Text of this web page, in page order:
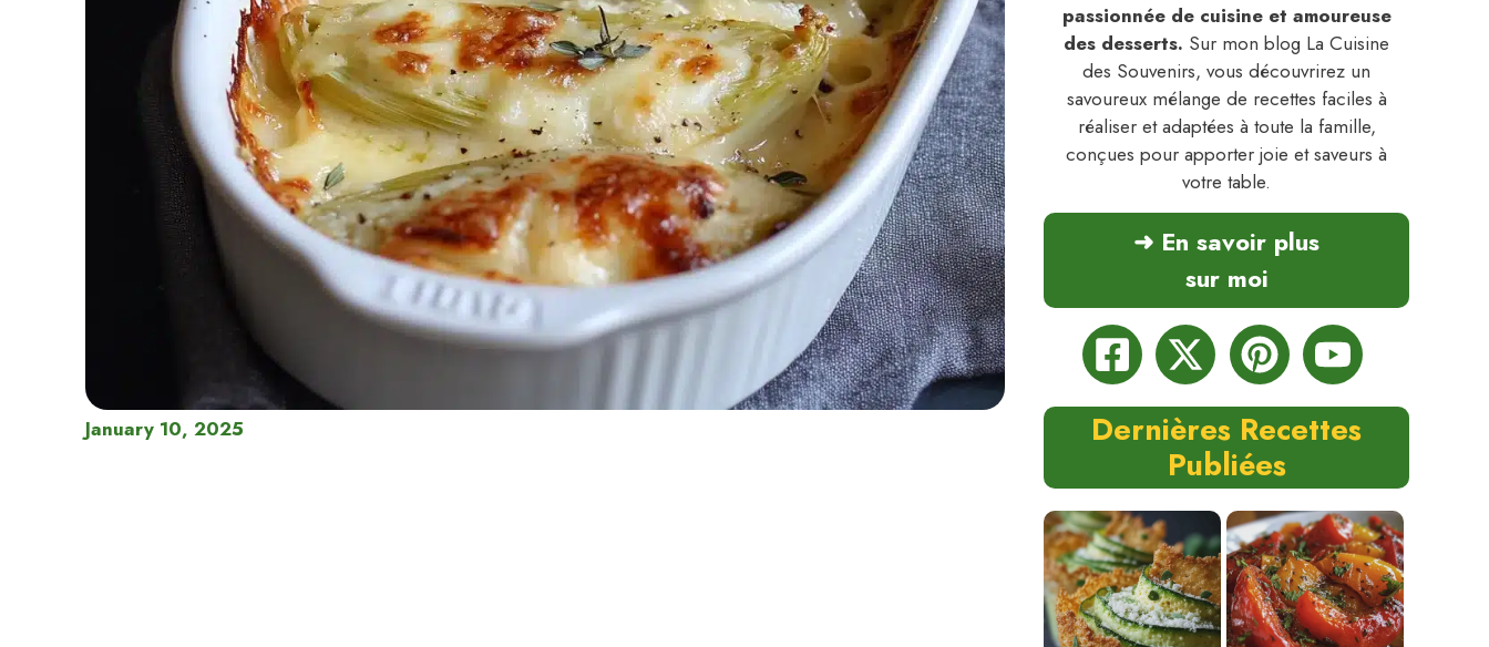
January 10, 2025
passionnée de cuisine et amoureuse
des desserts. Sur mon blog La Cuisine
des Souvenirs, vous découvrirez un
savoureux mélange de recettes faciles à
réaliser et adaptées à toute la famille,
conçues pour apporter joie et saveurs à
votre table.
➜ En savoir plus
sur moi
Dernières Recettes
Publiées